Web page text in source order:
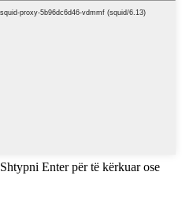
Shtypni Enter për të kërkuar ose